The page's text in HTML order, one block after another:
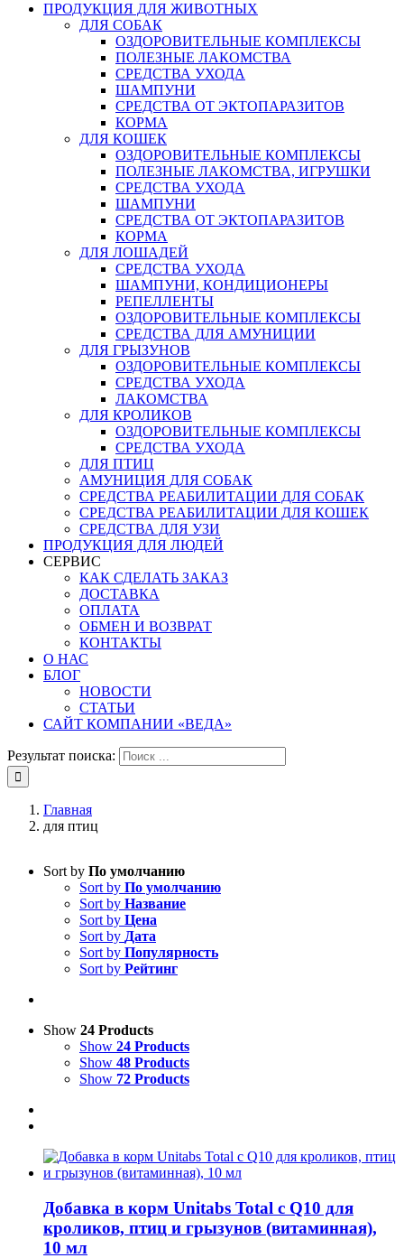
ПРОДУКЦИЯ ДЛЯ ЖИВОТНЫХ
ДЛЯ СОБАК
ОЗДОРОВИТЕЛЬНЫЕ КОМПЛЕКСЫ
ПОЛЕЗНЫЕ ЛАКОМСТВА
СРЕДСТВА УХОДА
ШАМПУНИ
СРЕДСТВА ОТ ЭКТОПАРАЗИТОВ
КОРМА
ДЛЯ КОШЕК
ОЗДОРОВИТЕЛЬНЫЕ КОМПЛЕКСЫ
ПОЛЕЗНЫЕ ЛАКОМСТВА, ИГРУШКИ
СРЕДСТВА УХОДА
ШАМПУНИ
СРЕДСТВА ОТ ЭКТОПАРАЗИТОВ
КОРМА
ДЛЯ ЛОШАДЕЙ
СРЕДСТВА УХОДА
ШАМПУНИ, КОНДИЦИОНЕРЫ
РЕПЕЛЛЕНТЫ
ОЗДОРОВИТЕЛЬНЫЕ КОМПЛЕКСЫ
СРЕДСТВА ДЛЯ АМУНИЦИИ
ДЛЯ ГРЫЗУНОВ
ОЗДОРОВИТЕЛЬНЫЕ КОМПЛЕКСЫ
СРЕДСТВА УХОДА
ЛАКОМСТВА
ДЛЯ КРОЛИКОВ
ОЗДОРОВИТЕЛЬНЫЕ КОМПЛЕКСЫ
СРЕДСТВА УХОДА
ДЛЯ ПТИЦ
АМУНИЦИЯ ДЛЯ СОБАК
СРЕДСТВА РЕАБИЛИТАЦИИ ДЛЯ СОБАК
СРЕДСТВА РЕАБИЛИТАЦИИ ДЛЯ КОШЕК
СРЕДСТВА ДЛЯ УЗИ
ПРОДУКЦИЯ ДЛЯ ЛЮДЕЙ
СЕРВИС
КАК СДЕЛАТЬ ЗАКАЗ
ДОСТАВКА
ОПЛАТА
ОБМЕН И ВОЗВРАТ
КОНТАКТЫ
О НАС
БЛОГ
НОВОСТИ
СТАТЬИ
САЙТ КОМПАНИИ «ВЕДА»
Результат поиска:
Главная
для птиц
Sort by По умолчанию
Sort by По умолчанию
Sort by Название
Sort by Цена
Sort by Дата
Sort by Популярность
Sort by Рейтинг
Show 24 Products
Show 24 Products
Show 48 Products
Show 72 Products
Добавка в корм Unitabs Total с Q10 для
кроликов, птиц и грызунов (витаминная),
10 мл